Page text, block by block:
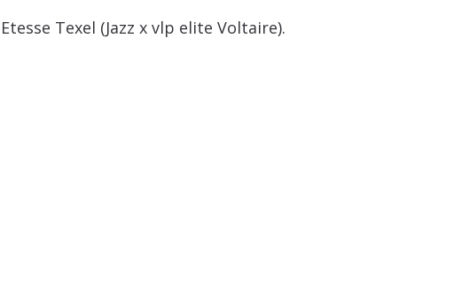
Texel (Jazz x vlp elite Voltaire).